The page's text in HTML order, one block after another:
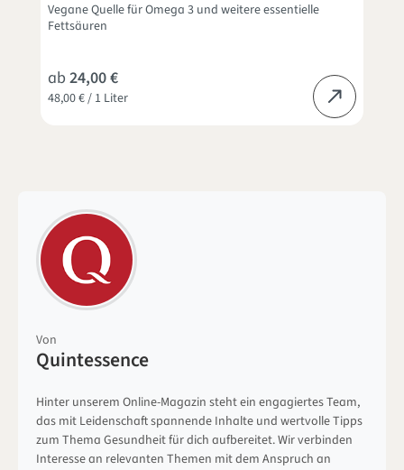
Vegane Quelle für Omega 3 und weitere essentielle
Fettsäuren
48,00 € / 1 Liter
ab 24,00 €
Von
Quintessence
Hinter unserem Online-Magazin steht ein engagiertes Team,
das mit Leidenschaft spannende Inhalte und wertvolle Tipps
zum Thema Gesundheit für dich aufbereitet. Wir verbinden
Interesse an relevanten Themen mit dem Anspruch an